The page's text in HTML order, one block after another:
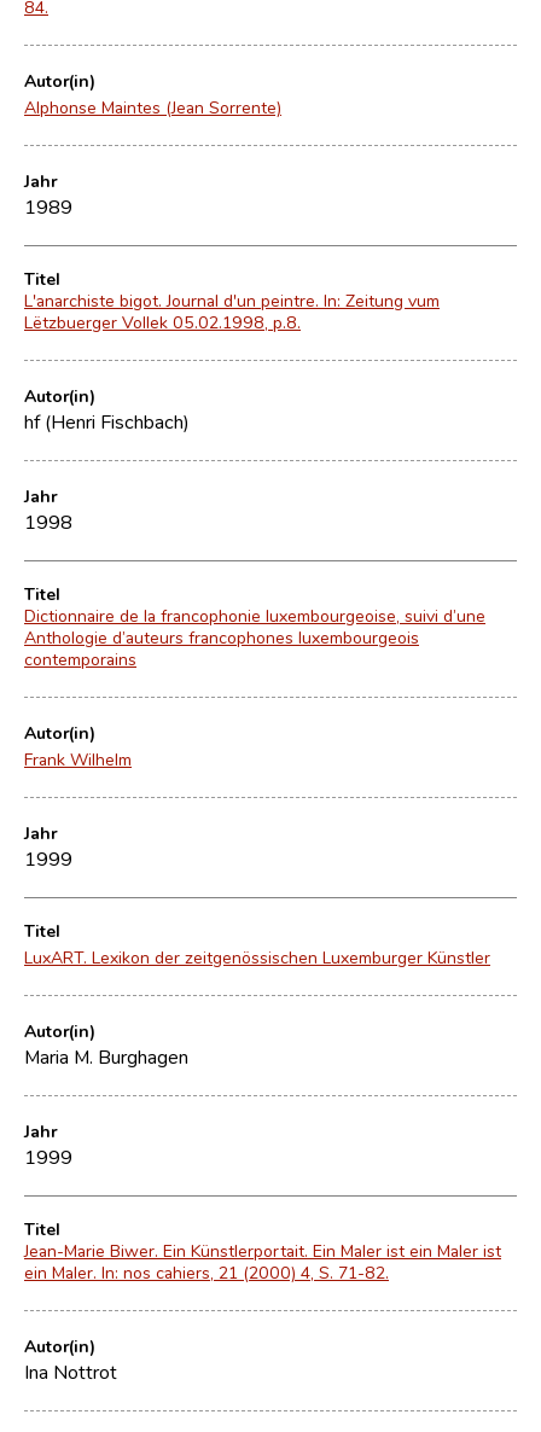
84.
Autor(in)
Alphonse Maintes (Jean Sorrente)
Jahr
1989
Titel
L'anarchiste bigot. Journal d'un peintre. In: Zeitung vum
Lëtzbuerger Vollek 05.02.1998, p.8.
Autor(in)
hf (Henri Fischbach)
Jahr
1998
Titel
Dictionnaire de la francophonie luxembourgeoise, suivi d’une
Anthologie d’auteurs francophones luxembourgeois
contemporains
Autor(in)
Frank Wilhelm
Jahr
1999
Titel
LuxART. Lexikon der zeitgenössischen Luxemburger Künstler
Autor(in)
Maria M. Burghagen
Jahr
1999
Titel
Jean-Marie Biwer. Ein Künstlerportait. Ein Maler ist ein Maler ist
ein Maler. In: nos cahiers, 21 (2000) 4, S. 71-82.
Autor(in)
Ina Nottrot